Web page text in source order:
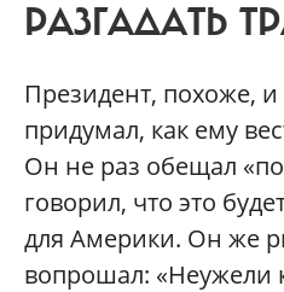
РАЗГАДАТЬ
Президент, похоже,
придумал, как ему
Он не раз обещал
говорил, что это
для Америки. Он же
вопрошал: «Неужели